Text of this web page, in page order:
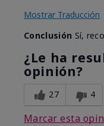
Mostrar Traducción
Conclusión Sí,
¿Le ha
opinión?
27 4
Marcar esta